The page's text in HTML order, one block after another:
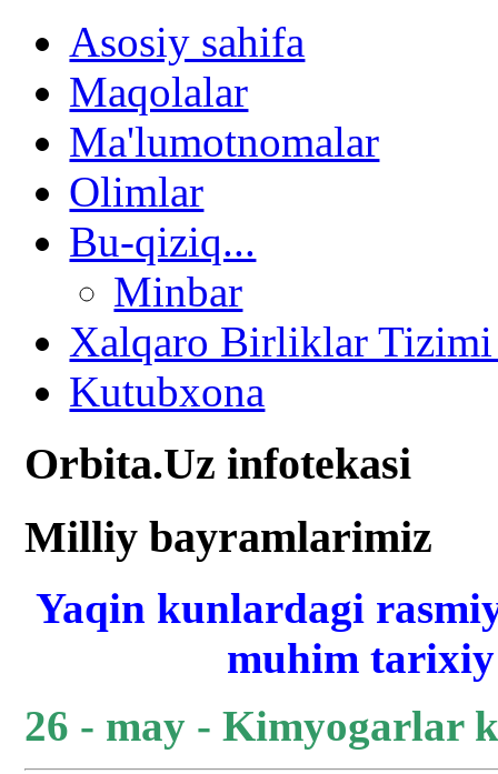
Asosiy sahifa
Maqolalar
Ma'lumotnomalar
Olimlar
Bu-qiziq...
Minbar
Xalqaro Birliklar
Kutubxona
Orbita.Uz infotekasi
Milliy bayramlarimiz
Yaqin kunlardagi
muhim
26 - may - Kimyogarlar